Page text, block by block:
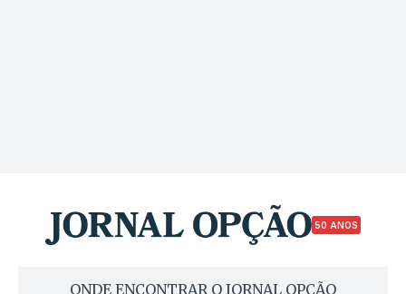
50 ANOS
ONDE ENCONTRAR O JORNAL OPÇÃO